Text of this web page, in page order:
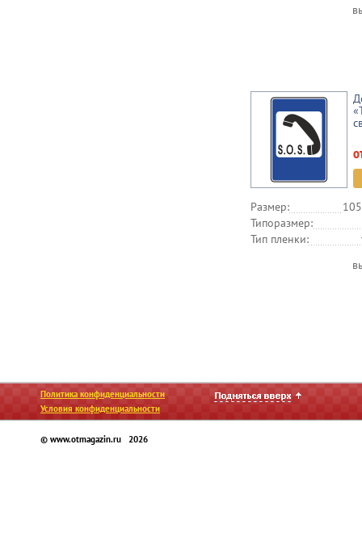
Размер:
Типоразмер:
Тип пленки:
Политика конфиденциальности
Условия конфиденциальности
© www.otmagazin.ru 2026